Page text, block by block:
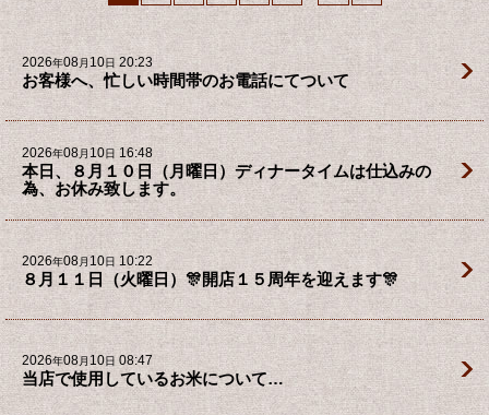
2026年08月10日 20:23
お客様へ、忙しい時間帯のお電話にてついて
2026年08月10日 16:48
本日、８月１０日（月曜日）ディナータイムは仕込みの
為、お休み致します。
2026年08月 10日 10:22
８月１１日（火曜日）🎊開店１５周年を迎えます🎊
2026年08月10日 08:47
当店で使用しているお米について…